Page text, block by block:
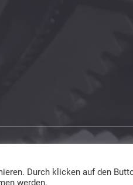
Durch klicken auf den
werden.